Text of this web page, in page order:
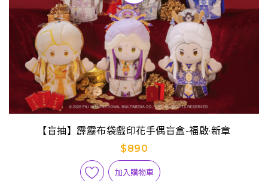
【盲抽】霹靂布袋戲印花手偶盲盒-福啟·新章
$890
加入購物車